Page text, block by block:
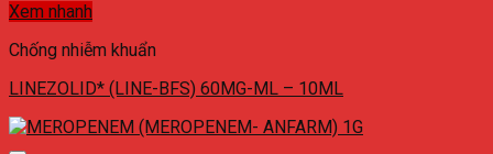
Xem nhanh
Chống nhiễm khuẩn
LINEZOLID* (LINE-BFS) 60MG-ML – 10ML